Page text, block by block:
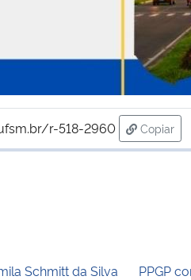
r-518-2960
Copiar
para
Schmitt da Silva
PPGP